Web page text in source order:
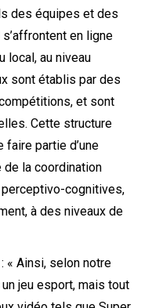
des équipes et des
en ligne
local, au niveau
sont établis par des
et sont
Cette structure
faire partie d’une
la coordination
cognitives,
à des niveaux de
« Ainsi, selon notre
jeu esport, mais tout